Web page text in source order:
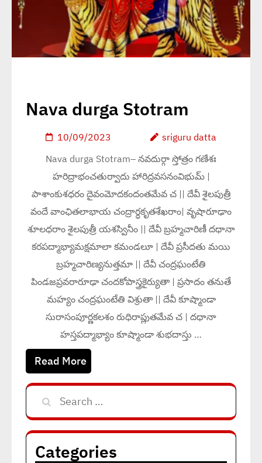
Nava durga Stotram
10/09/2023
sriguru datta
Nava durga Stotram– నవదుర్గా స్తోత్రం గణేశః
హరిద్రాభంచతుర్వాదు హారిద్రవసనంవిభుమ్ |
పాశాంకుశధరం దైవంమోదకందంతమేవ చ || దేవీ శైలపుత్రీ
వందే వాంఛితలాభాయ చంద్రార్ధకృతశేఖరాం| వృషారూఢాం
శూలధరాం శైలపుత్రీ యశస్వినీం || దేవీ బ్రహ్మచారిణీ దధానా
కరపద్మాభ్యామక్షమాలా కమండలూ | దేవీ ప్రసీదతు మయి
బ్రహ్మచారిణ్యనుత్తమా || దేవీ చంద్రఘంటేతి
పిండజప్రవరారూఢా చందకోపాస్త్రకైర్యుతా | ప్రసాదం తనుతే
మహ్యం చంద్రఘంటేతి విశ్రుతా || దేవీ కూష్మాండా
సురాసంపూర్ణకలశం రుధిరాప్లుతమేవ చ | దధానా
హస్తపద్మాభ్యాం కూష్మాండా శుభదాస్తు …
Read More
Search
for:
Categories